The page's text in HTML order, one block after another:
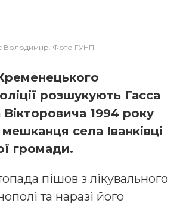
Володимир. Фото ГУНП.
розшукують Гасса
1994 року
села Іванківці
громади.
пішов з лікувального
та наразі його